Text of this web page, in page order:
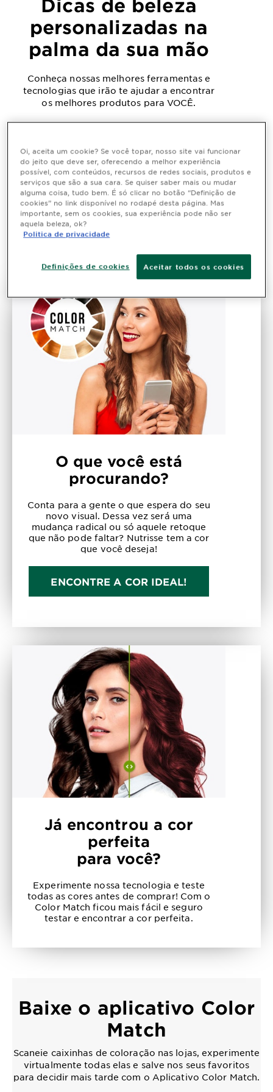
Dicas de beleza
personalizadas na
palma da sua mão
Conheça nossas melhores ferramentas e
tecnologias que irão te ajudar a encontrar
os melhores produtos para VOCÊ.
Home Ferramentas de Beleza
Ferramentas de Beleza
Garnier: Inove a rotina de
cuidados diários
O que você está
procurando?
Conta para a gente o que espera do seu
novo visual. Dessa vez será uma
mudança radical ou só aquele retoque
que não pode faltar? Nutrisse tem a cor
que você deseja!
ENCONTRE A COR IDEAL!
Já encontrou a cor
perfeita
para você?
Experimente nossa tecnologia e teste
todas as cores antes de comprar! Com o
Color Match ficou mais fácil e seguro
testar e encontrar a cor perfeita.
Baixe o aplicativo Color
Match
Scaneie caixinhas de coloração nas lojas, experimente
virtualmente todas elas e salve nos seus favoritos
para decidir mais tarde com o Aplicativo Color Match.
Oi, aceita um cookie? Se você topar, nosso site vai funcionar
do jeito que deve ser, oferecendo a melhor experiência
possível, com conteúdos, recursos de redes sociais, produtos e
serviços que são a sua cara. Se quiser saber mais ou mudar
alguma coisa, tudo bem. É só clicar no botão “Definição de
cookies” no link disponível no rodapé desta página. Mas
importante, sem os cookies, sua experiência pode não ser
aquela beleza, ok?
Politica de privacidade
Definições de cookies Aceitar todos os cookies